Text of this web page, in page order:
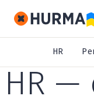
HR
HR —